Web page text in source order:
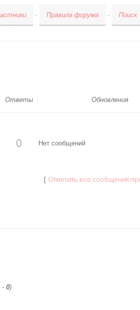
· Правила форума · Поиск
Ответы Обновления
0 Нет сообщений
[ Отметить все сообщения
- 0)